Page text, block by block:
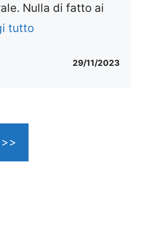
Nulla di fatto ai
tutto
29/11/2023
>>